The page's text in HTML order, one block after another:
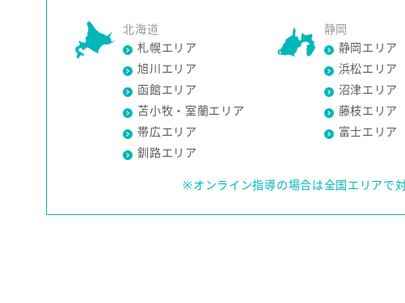
北海道
札幌エリア
旭川エリア
函館エリア
苫小牧・室蘭エリア
帯広エリア
釧路エリア
静岡
静岡エリア
浜松エリア
沼津エリア
藤枝エリア
富士エリア
※オンライン指導の場合は全国エリアで